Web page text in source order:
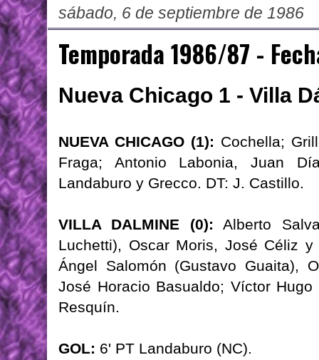
sábado, 6 de septiembre de 1986
Temporada 1986/87 -
Nueva Chicago 1 - Villa
NUEVA CHICAGO (1): Cochella;
Fraga; Antonio Labonia, Juan
Landaburo y Grecco. DT: J. Castillo.
VILLA DALMINE (0): Alberto
Luchetti), Oscar Moris, José Céliz
Ángel Salomón (Gustavo Guaita),
José Horacio Basualdo; Víctor
Resquín.
GOL: 6' PT Landaburo (NC).